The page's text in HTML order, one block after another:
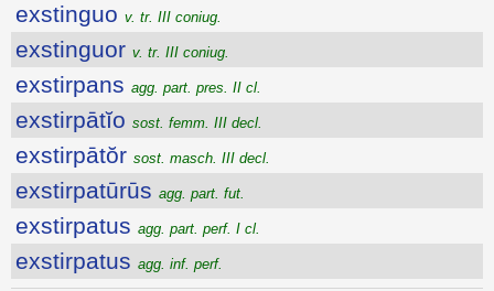
exstinguo v. tr. III coniug.
exstinguor v. tr. III coniug.
exstirpans agg. part. pres. II cl.
exstirpātĭo sost. femm. III decl.
exstirpātŏr sost. masch. III decl.
exstirpatūrūs agg. part. fut.
exstirpatus agg. part. perf. I cl.
exstirpatus agg. inf. perf.